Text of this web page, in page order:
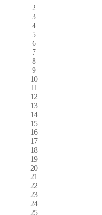
2
3
4
5
6
7
8
9
10
11
12
13
14
15
16
17
18
19
20
21
22
23
24
25